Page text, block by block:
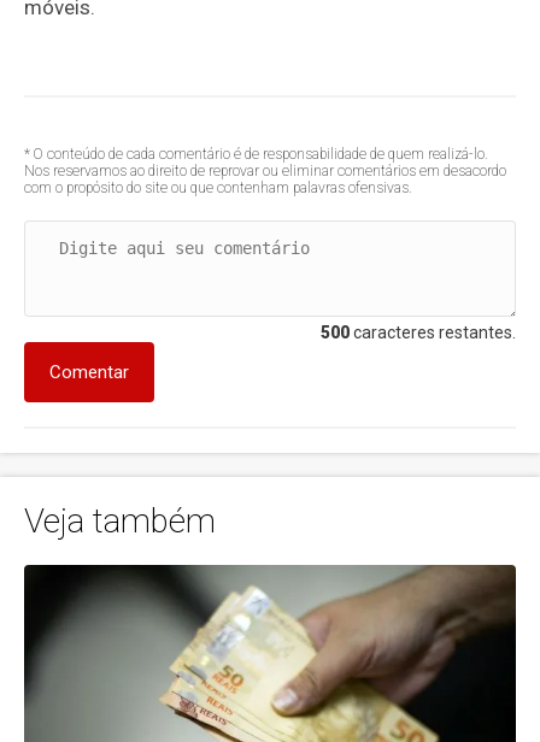
móveis.
* O conteúdo de cada comentário é de responsabilidade de quem realizá-lo.
Nos reservamos ao direito de reprovar ou eliminar comentários em desacordo
com o propósito do site ou que contenham palavras ofensivas.
500caracteres restantes.
Comentar
Veja também